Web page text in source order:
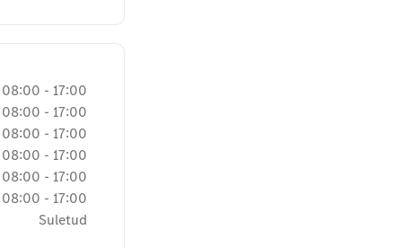
08:00 - 17:00
08:00 - 17:00
08:00 - 17:00
08:00 - 17:00
08:00 - 17:00
08:00 - 17:00
Suletud